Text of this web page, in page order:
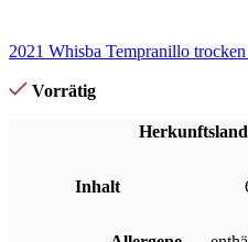
2021 Whisba Tempranillo
Vorrätig
Herkunftsland
Inhalt